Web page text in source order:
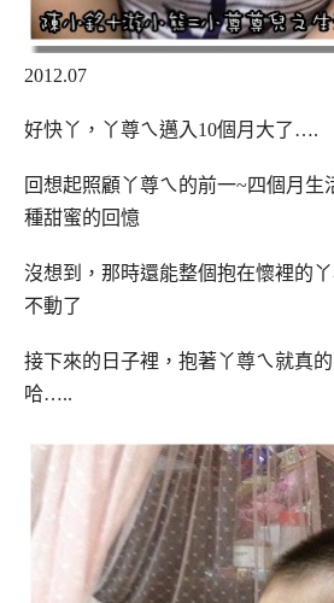
2012.07
好快丫，丫尊ㄟ邁入10個月大了….
回想起照顧丫尊ㄟ的前一~四個月
種甜蜜的回憶
沒想到，那時還能整個抱在懷裡的
不動了
接下來的日子裡，抱著丫尊ㄟ就真
哈…..